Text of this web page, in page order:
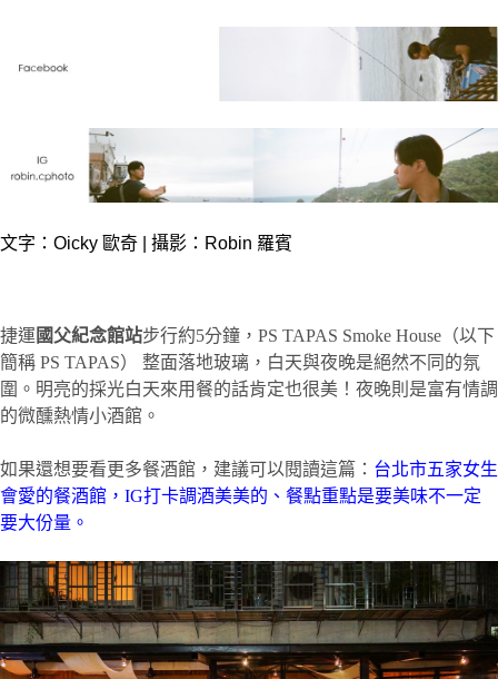
文字：Oicky 歐奇 | 攝影：Robin 羅賓
捷運 國父紀念館站步行約5分鐘，PS TAPAS Smoke House（以下
簡稱 PS TAPAS） 整面落地玻璃，白天與夜晚是絕然不同的氛
圍。明亮的採光白天來用餐的話肯定也很美！夜晚則是富有情調
的微醺熱情小酒館。
如果還想要看更多餐酒館，建議可以閱讀這篇： 台北市五家女生
會愛的餐酒館，IG打卡調酒美美的、餐點重點是要美味不一定
要大份量。